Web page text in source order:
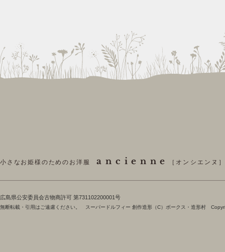
小さなお姫様のためのお洋服 ancienne ［オンシエンヌ
​広島県公安委員会古物商許可 第731102200001号
無断転載・引用はご遠慮ください。 スーパードルフィー 創作造形（C）ボークス・造形村